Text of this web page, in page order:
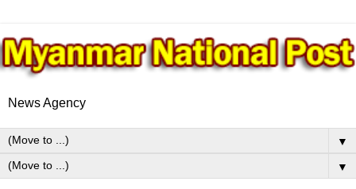
News Agency
▼
▼